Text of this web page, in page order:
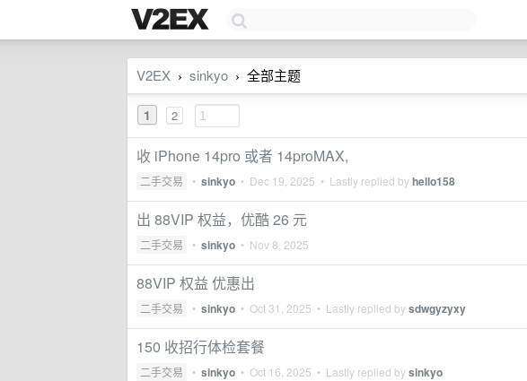
V2EX › sinkyo › 全部主题
1 2
收 iPhone 14pro 或者 14proMAX,
二手交易 • sinkyo • Dec 19, 2025 • Lastly replied byhello158
出 88VIP 权益，优酷 26 元
二手交易 • sinkyo • Nov 8, 2025
88VIP 权益 优惠出
二手交易 • sinkyo • Oct 31, 2025 • Lastly replied bysdwgyzyxy
150 收招行体检套餐
二手交易 • sinkyo • Oct 16, 2025 • Lastly replied bysinkyo